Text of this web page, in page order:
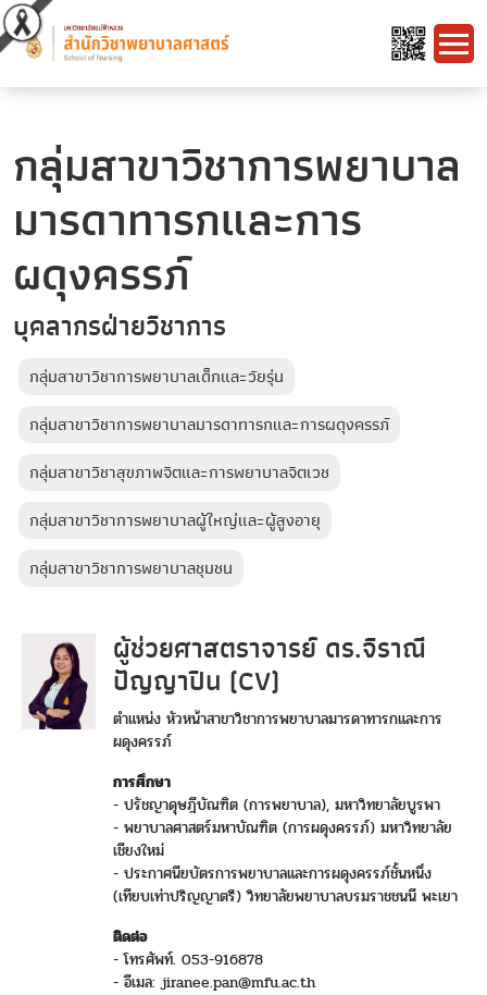
กลุ่มสาขาวิชาการพยาบาล
มารดาทารกและการ
ผดุงครรภ์
บุคลากรฝ่ายวิชาการ
กลุ่มสาขาวิชาการพยาบาลเด็กและวัยรุ่น
กลุ่มสาขาวิชาการพยาบาลมารดาทารกและการผดุงครรภ์
กลุ่มสาขาวิชาสุขภาพจิตและการพยาบาลจิตเวช
กลุ่มสาขาวิชาการพยาบาลผู้ใหญ่และผู้สูงอายุ
กลุ่มสาขาวิชาการพยาบาลชุมชน
ผู้ช่วยศาสตราจารย์ ดร.จิราณี
ปัญญาปิน (CV)
ตำแหน่ง หัวหน้าสาขาวิชาการพยาบาลมารดาทารกและการ
ผดุงครรภ์
การศึกษา
- ปรัชญาดุษฎีบัณฑิต (การพยาบาล), มหาวิทยาลัยบูรพา
- พยาบาลศาสตร์มหาบัณฑิต (การผดุงครรภ์) มหาวิทยาลัย
เชียงใหม่
- ประกาศนียบัตรการพยาบาลและการผดุงครรภ์ชั้นหนึ่ง
(เทียบเท่าปริญญาตรี) วิทยาลัยพยาบาลบรมราชชนนี พะเยา
ติดต่อ
- โทรศัพท์. 053-916878
- อีเมล: jiranee.pan@mfu.ac.th